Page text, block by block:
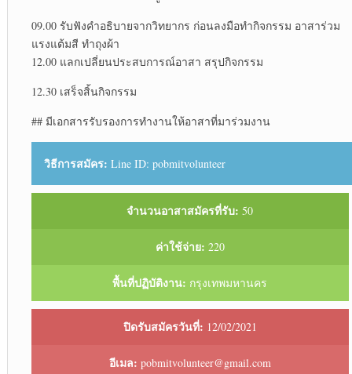
09.00 รับฟังคำอธิบายจากวิทยากร ก่อนลงมือทำกิจกรรม อาสาร่วม
แรงแต้มสี ทำถุงผ้า
12.00 แลกเปลี่ยนประสบการณ์อาสา สรุปกิจกรรม
12.30 เสร็จสิ้นกิจกรรม
## มีเอกสารรับรองการทำงานให้อาสาที่มาร่วมงาน
วิธีการสมัคร: Line ID: pobmitvolunteer
จำนวนอาสาสมัครที่รับ: 50
ค่าใช้จ่าย: 220
พื้นที่ปฏิบัติงาน: กรุงเทพมหานคร
ปิดรับสมัครวันที่: 12/02/2021
อีเมล: pobmitvolunteer@gmail.com